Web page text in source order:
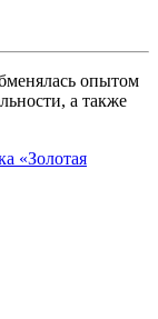
опытом
а также
«Золотая